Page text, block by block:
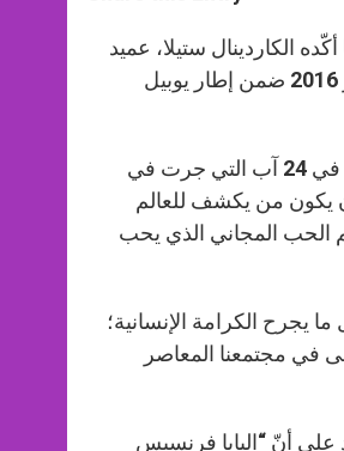
s
p
p
e
g
e
r
b
o
k
r
الكاردينال ستيلا، عميد
مجمع الإكليروس عندما قام بمداخلة في المؤتمر الدولي للكهنة المنعقد في لورد في 4 و5 تموز 2016 ضمن إطار يوبيل
وقد قامت الصحيفة الفاتيكانية لوسيرفاتوري رومانو باقتباس بعض ما أتى في مداخلته ونشرتها في 24 آب التي جرت في
يكون من يكشف للعالم
الحب المجاني الذي يحب
يجرح الكرامة الإنسانية؛
في مجتمعنا المعاصر
على أنّ “البابا فرنسيس